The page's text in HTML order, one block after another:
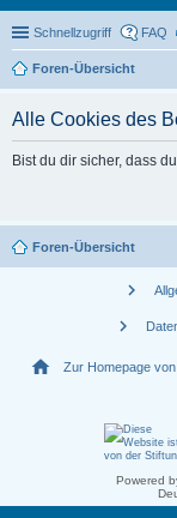
Schnellzugriff FAQ
Foren-Übersicht
Alle Cookies des
Bist du dir sicher, dass
Foren-Übersicht
chevron_right
chevron_right
home Zur Homepage von
Powered